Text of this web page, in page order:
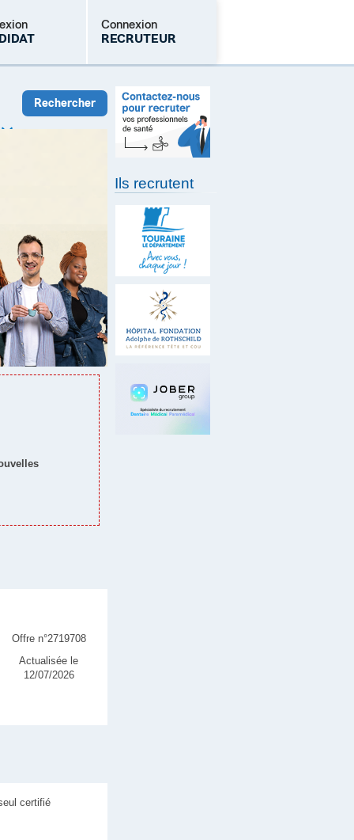
Connexion
RECRUTEUR
Mot de passe oublié
Offre n°2719708
Actualisée le
12/07/2026
certifié
Ils recrutent